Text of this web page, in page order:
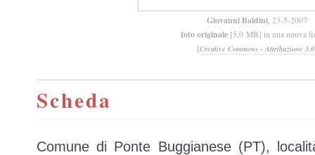
Giovanni Baldini, 23-5-2007
foto originale [5,0 MB] in una nuova
[Creative Commons - Attribuzione 3.0
Scheda
Comune di Ponte Buggianese (PT),